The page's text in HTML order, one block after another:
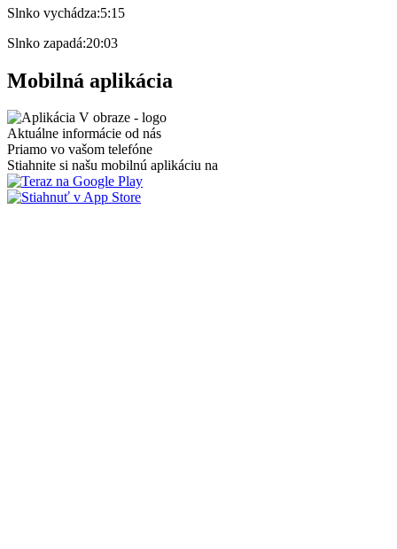
Slnko vychádza:5:15
Slnko zapadá:20:03
Mobilná aplikácia
Aktuálne informácie od nás
Priamo vo vašom telefóne
Stiahnite si našu mobilnú aplikáciu na